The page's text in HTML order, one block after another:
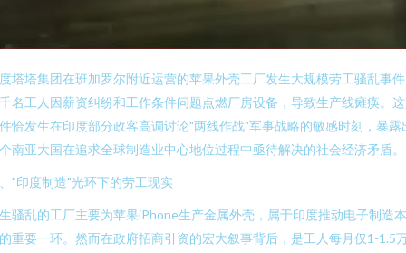
塔塔集团在班加罗尔附近运营的苹果外壳工厂发生大规模劳工骚乱事
名工人因薪资纠纷和工作条件问题点燃厂房设备，导致生产线瘫痪。
恰发生在印度部分政客高调讨论"两线作战"军事战略的敏感时刻，暴露
南亚大国在追求全球制造业中心地位过程中亟待解决的社会经济矛盾。
"印度制造"光环下的劳工现实
骚乱的工厂主要为苹果iPhone生产金属外壳，属于印度推动电子制造
重要一环。然而在政府招商引资的宏大叙事背后，是工人每月仅1-1.5